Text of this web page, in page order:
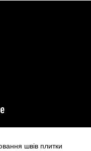
швів плитки